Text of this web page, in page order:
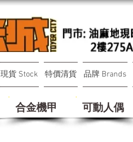
現貨 Stock 特價清貨 品牌 Brands
合金機甲 可動人偶